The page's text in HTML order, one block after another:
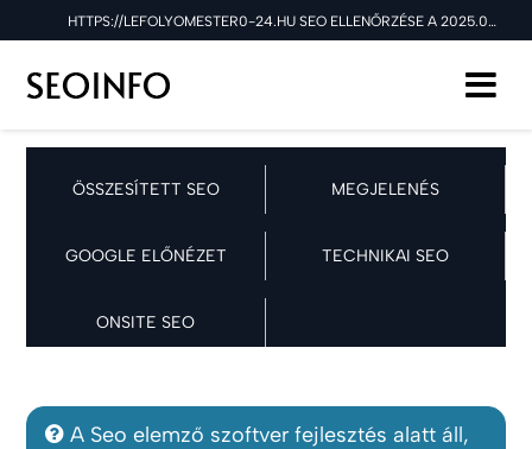
HTTPS://LEFOLYOMESTER0-24.HU SEO ELLENŐRZÉSE A 2025.08.02 NAPON
ÖSSZESÍTETT SEO MEGJELENÉS
GOOGLE ELŐNÉZET TECHNIKAI SEO
ONSITE SEO
A Seo elemző szoftver fejlesztés alatt áll,